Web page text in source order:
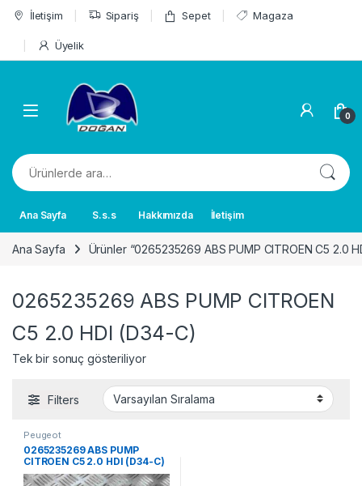
Skip to navigation
Skip to content
İletişim Sipariş Sepet Magaza
Üyelik
0
Ara:
Ana Sayfa S.s.s Hakkımızda İletişim
Ana Sayfa Ürünler “0265235269 ABS PUMP CITROEN C5 2.0
0265235269 ABS PUMP CITROEN
C5 2.0 HDI (D34-C)
Tek bir sonuç gösteriliyor
Filters
Peugeot
0265235269 ABS PUMP
CITROEN C5 2.0 HDI (D34-C)